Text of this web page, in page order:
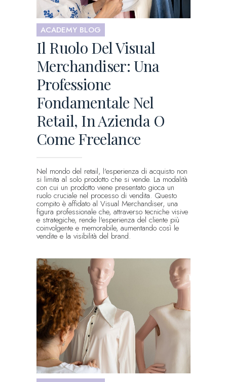
ACADEMY BLOG
Il Ruolo Del Visual
Merchandiser: Una
Professione
Fondamentale Nel
Retail, In Azienda O
Come Freelance
Nel mondo del retail, l'esperienza di acquisto non
si limita al solo prodotto che si vende. La modalità
con cui un prodotto viene presentato gioca un
ruolo cruciale nel processo di vendita. Questo
compito è affidato al Visual Merchandiser, una
figura professionale che, attraverso tecniche visive
e strategiche, rende l'esperienza del cliente più
coinvolgente e memorabile, aumentando così le
vendite e la visibilità del brand.